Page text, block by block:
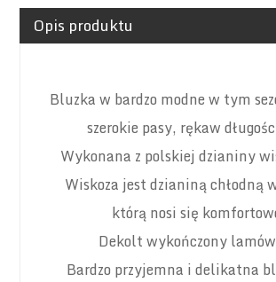
Opis produktu
Bluzka w bardzo modne w tym
szerokie pasy, rękaw
Wykonana z polskiej dzianiny
Wiskoza jest dzianiną chłodną
którą nosi się
Dekolt wykończony
Bardzo przyjemna i delikatna